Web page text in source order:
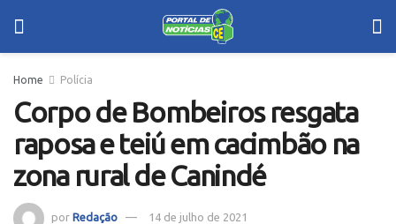
Home Polícia
Corpo de Bombeiros resgata
raposa e teiú em cacimbão na
zona rural de Canindé
por Redação 14 de julho de 2021